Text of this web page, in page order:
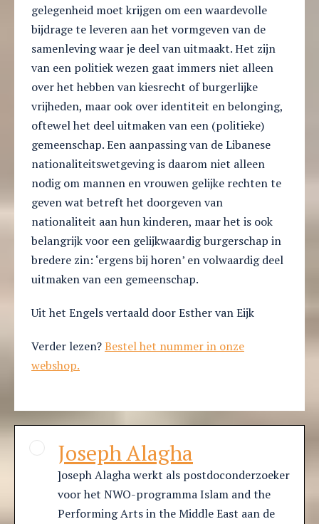
gelegenheid moet krijgen om een waardevolle
bijdrage te leveren aan het vormgeven van de
samenleving waar je deel van uitmaakt. Het zijn
van een politiek wezen gaat immers niet alleen
over het hebben van kiesrecht of burgerlijke
vrijheden, maar ook over identiteit en belonging,
oftewel het deel uitmaken van een (politieke)
gemeenschap. Een aanpassing van de Libanese
nationaliteitswetgeving is daarom niet alleen
nodig om mannen en vrouwen gelijke rechten te
geven wat betreft het doorgeven van
nationaliteit aan hun kinderen, maar het is ook
belangrijk voor een gelijkwaardig burgerschap in
bredere zin: ‘ergens bij horen’ en volwaardig deel
uitmaken van een gemeenschap.
Uit het Engels vertaald door Esther van Eijk
Verder lezen?Bestel het nummer in onze
webshop.
Joseph Alagha
]oseph Alagha werkt als postdoconderzoeker
voor het NWO-programma Islam and the
Performing Arts in the Middle East aan de